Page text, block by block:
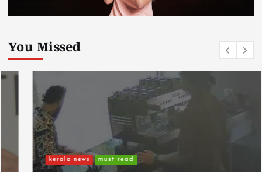
You Missed
kerala news must read